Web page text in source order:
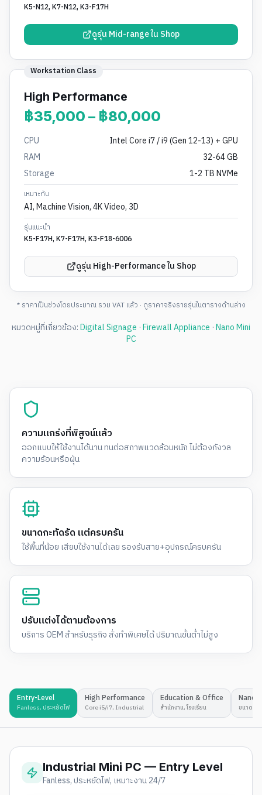
K5-N12, K7-N12, K3-F17H
ดูรุ่น Mid-range ใน Shop
Workstation Class
High Performance
฿35,000 – ฿80,000
CPU
Intel Core i7 / i9 (Gen 12-13) + GPU
RAM
32-64 GB
Storage
1-2 TB NVMe
เหมาะกับ
AI, Machine Vision, 4K Video, 3D
รุ่นแนะนำ
K5-F17H, K7-F17H, K3-F18-6006
ดูรุ่น High-Performance ใน Shop
* ราคาเป็นช่วงโดยประมาณ รวม VAT แล้ว · ดูราคาจริงรายรุ่นในตารางด้านล่าง
หมวดหมู่ที่เกี่ยวข้อง:Digital Signage ·Firewall Appliance ·Nano Mini
PC
ความแกร่งที่พิสูจน์แล้ว
ออกแบบให้ใช้งานได้นาน ทนต่อสภาพแวดล้อมหนัก ไม่ต้องกังวล
ความร้อนหรือฝุ่น
ขนาดกะทัดรัด แต่ครบครัน
ใช้พื้นที่น้อย เสียบใช้งานได้เลย รองรับสาย+อุปกรณ์ครบครัน
ปรับแต่งได้ตามต้องการ
บริการ OEM สำหรับธุรกิจ สั่งทำพิเศษได้ ปริมาณขั้นต่ำไม่สูง
Entry-Level
Fanless, ประหยัดไฟ
High Performance
Core i5/i7, Industrial
Education & Office
สำนักงาน, โรงเรียน
Nano
ขนาดจิ๋ว
Industrial Mini PC — Entry Level
Fanless, ประหยัดไฟ, เหมาะงาน 24/7